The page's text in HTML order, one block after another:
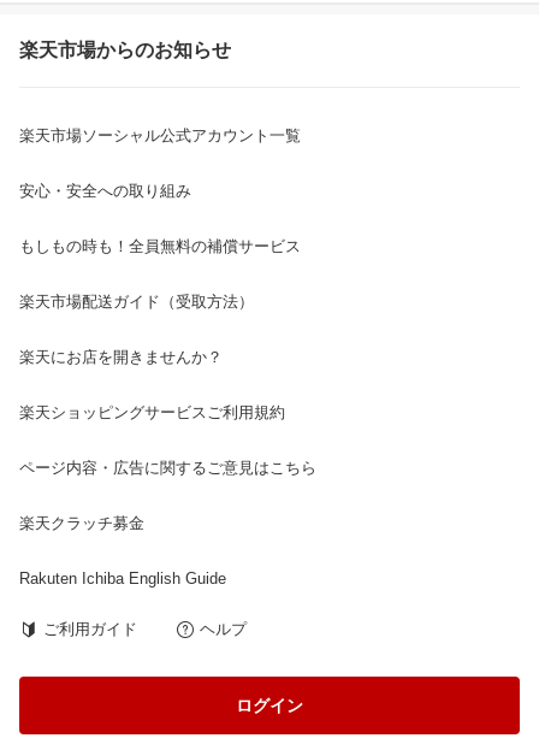
楽天市場からのお知らせ
楽天市場ソーシャル公式アカウント一覧
安心・安全への取り組み
もしもの時も！全員無料の補償サービス
楽天市場配送ガイド（受取方法）
楽天にお店を開きませんか？
楽天ショッピングサービスご利用規約
ページ内容・広告に関するご意見はこちら
楽天クラッチ募金
Rakuten Ichiba English Guide
ご利用ガイド ヘルプ
ログイン